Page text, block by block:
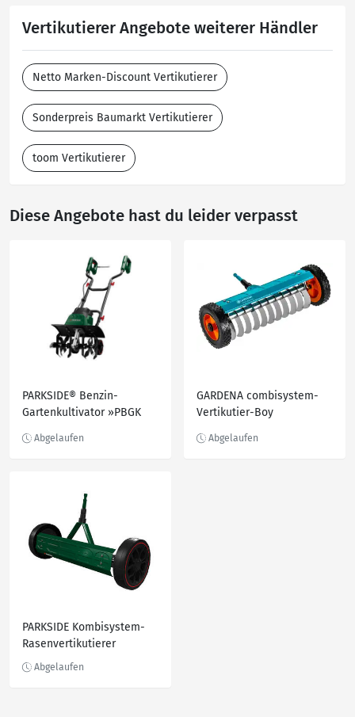
Vertikutierer Angebote weiterer Händler
Netto Marken-Discount Vertikutierer
Sonderpreis Baumarkt Vertikutierer
toom Vertikutierer
Diese Angebote hast du leider verpasst
PARKSIDE® Benzin-
Gartenkultivator »PBGK
GARDENA combisystem-
Vertikutier-Boy
PARKSIDE Kombisystem-
Rasenvertikutierer